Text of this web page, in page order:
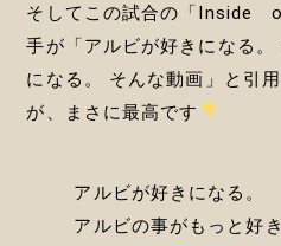
そしてこの試合の「Inside
手が「アルビが好きになる
になる。 そんな動画」と引
が、まさに最高です
アルビが好きになる。
アルビの事がもっと好